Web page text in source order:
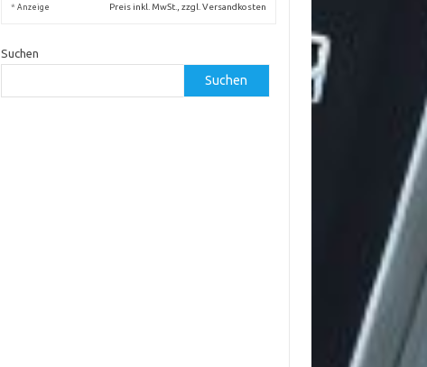
* Anzeige Preis inkl. MwSt., zzgl. Versandkosten
Suchen
Suchen